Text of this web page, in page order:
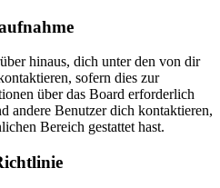
hinaus, dich unter den von dir
sofern dies zur
über das Board erforderlich
andere Benutzer dich kontaktieren,
Bereich gestattet hast.